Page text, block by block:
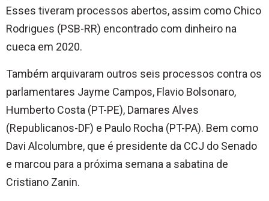
Esses tiveram processos abertos, assim como Chico
Rodrigues (PSB-RR) encontrado com dinheiro na
cueca em 2020.
Também arquivaram outros seis processos contra os
parlamentares Jayme Campos, Flavio Bolsonaro,
Humberto Costa (PT-PE), Damares Alves
(Republicanos-DF) e Paulo Rocha (PT-PA). Bem como
Davi Alcolumbre, que é presidente da CCJ do Senado
e marcou para a próxima semana a sabatina de
Cristiano Zanin.